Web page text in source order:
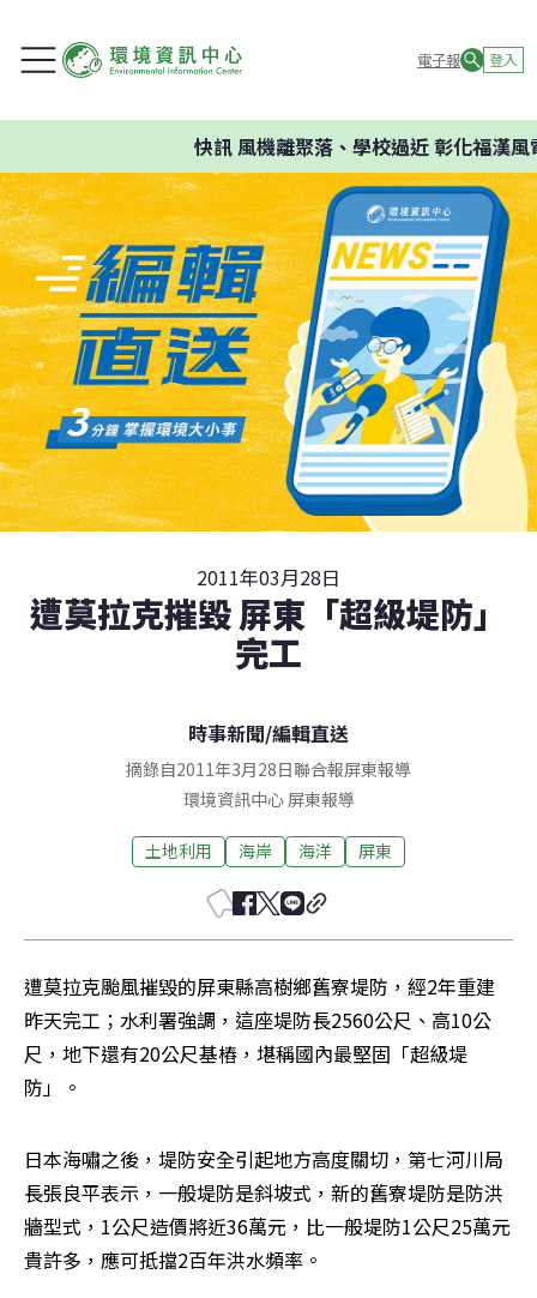
電子報 登入
快訊風機離聚落、學校過近 彰化福漢風
2011年03月28日
遭莫拉克摧毀 屏東「超級堤防」
完工
時事新聞/編輯直送
摘錄自2011年3月28日聯合報屏東報導
環境資訊中心 屏東報導
土地利用 海岸 海洋 屏東
遭莫拉克颱風摧毀的屏東縣高樹鄉舊寮堤防，經2年重建
昨天完工；水利署強調，這座堤防長2560公尺、高10公
尺，地下還有20公尺基樁，堪稱國內最堅固「超級堤
防」。
日本海嘯之後，堤防安全引起地方高度關切，第七河川局
長張良平表示，一般堤防是斜坡式，新的舊寮堤防是防洪
牆型式，1公尺造價將近36萬元，比一般堤防1公尺25萬元
貴許多，應可抵擋2百年洪水頻率。